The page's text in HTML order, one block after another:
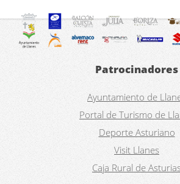
Patrocinadores
Ayuntamiento de
Portal de Turismo de
Deporte Asturiano
Visit Llanes
Caja Rural de Asturias